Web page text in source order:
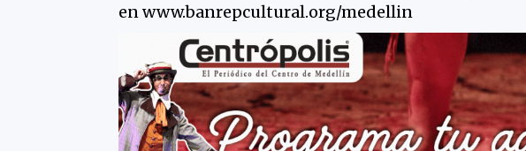
enwww.banrepcultural.org/medellin